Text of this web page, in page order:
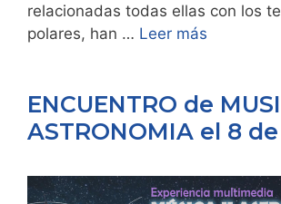
relacionadas todas ellas con los
polares, han … Leer más
ENCUENTRO de
ASTRONOMIA el 8